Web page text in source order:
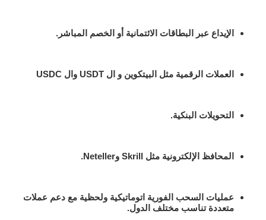
الإيداع عبر البطاقات الائتمانية أو الخصم المباشر.
العملات الرقمية مثل البيتكوين و ال USDT وال USDC
التحويلات البنكية.
المحافظ الإلكترونية مثل Skrill وNeteller.
عمليات السحب الفورية اتوماتيكية ولحظية مع دعم عملات
متعددة تناسب مختلف الدول.